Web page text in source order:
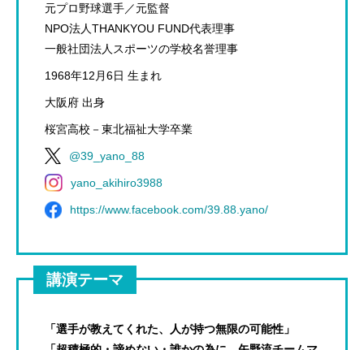
元プロ野球選手／元監督
NPO法人THANKYOU FUND代表理事
一般社団法人スポーツの学校名誉理事
1968年12月6日 生まれ
大阪府 出身
桜宮高校－東北福祉大学卒業
@39_yano_88
yano_akihiro3988
https://www.facebook.com/39.88.yano/
講演テーマ
「選手が教えてくれた、人が持つ無限の可能性」